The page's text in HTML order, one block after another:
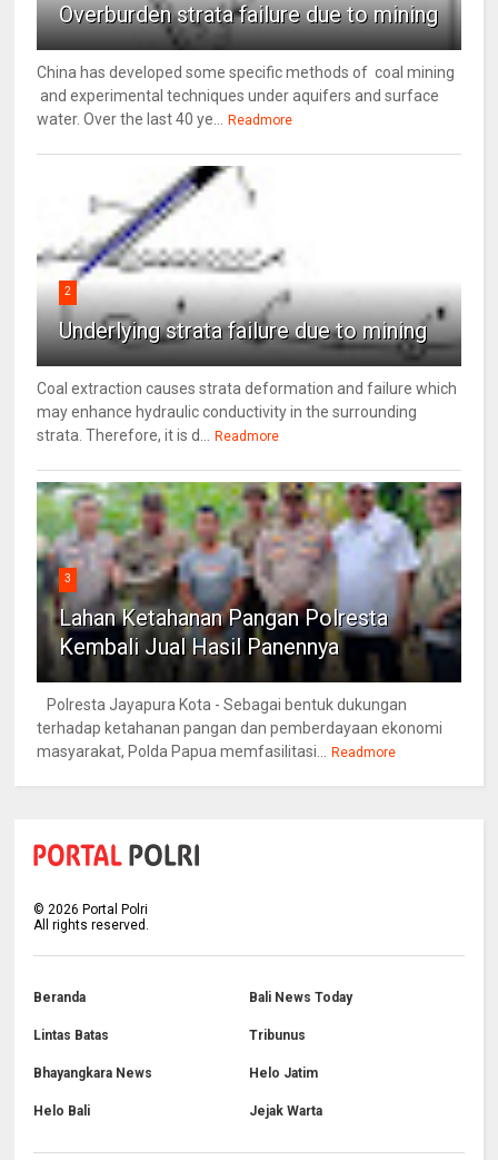
Overburden strata failure due to mining
China has developed some specific methods of coal mining
and experimental techniques under aquifers and surface
water. Over the last 40 ye...
Readmore
2
Underlying strata failure due to mining
Coal extraction causes strata deformation and failure which
may enhance hydraulic conductivity in the surrounding
strata. Therefore, it is d...
Readmore
3
Lahan Ketahanan Pangan Polresta
Kembali Jual Hasil Panennya
Polresta Jayapura Kota - Sebagai bentuk dukungan
terhadap ketahanan pangan dan pemberdayaan ekonomi
masyarakat, Polda Papua memfasilitasi...
Readmore
©2026 Portal Polri
All rights reserved.
Beranda Bali News Today
Lintas Batas Tribunus
Bhayangkara News Helo Jatim
Helo Bali Jejak Warta